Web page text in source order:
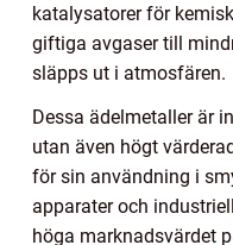
katalysatorer för
giftiga avgaser till
släpps ut i atmosfären.
Dessa ädelmetaller är
utan även högt
för sin användning i
apparater och
höga marknadsvärdet